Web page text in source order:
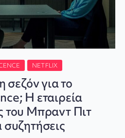
NETFLIX
σεζόν για το
Η εταιρεία
του Μπραντ Πιτ
συζητήσεις